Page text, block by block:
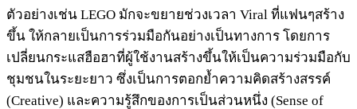
ตัวอย่างเช่น LEGO มักจะขยายช่วงเวลา Viral ที่แฟนๆสร้าง
ขึ้น ให้กลายเป็นการร่วมมือกันอย่างเป็นทางการ โดยการ
เปลี่ยนกระแสฮือฮาที่ผู้ใช้งานสร้างขึ้นให้เป็นความร่วมมือกับ
ชุมชนในระยะยาว ซึ่งเป็นการตอกย้ำความคิดสร้างสรรค์
(Creative) และความรู้สึกของการเป็นส่วนหนึ่ง (Sense of